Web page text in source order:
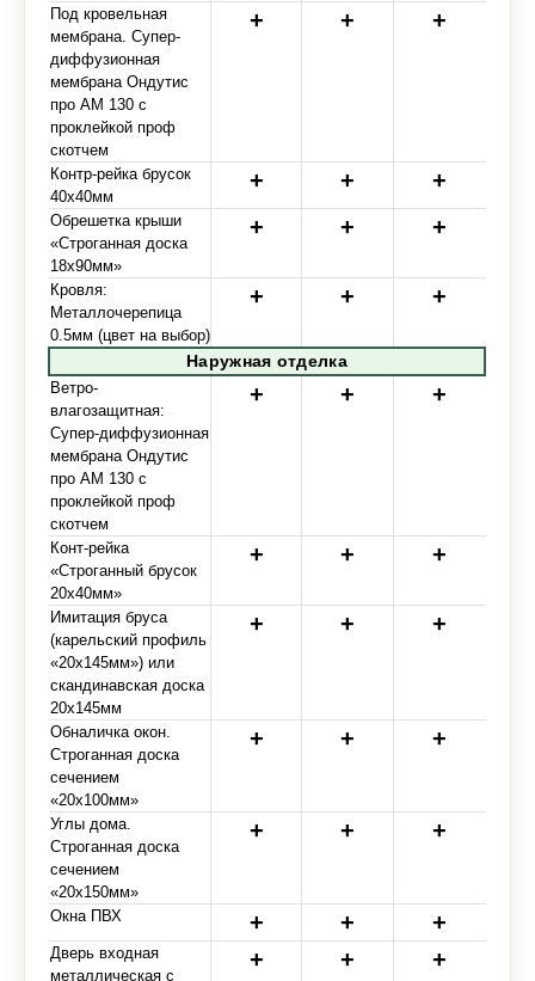
Под кровельная
мембрана. Супер-
диффузионная
мембрана Ондутис
про АМ 130 с
проклейкой проф
скотчем
Контр-рейка брусок
40х40мм
Обрешетка крыши
«Строганная доска
18х90мм»
Кровля:
Металлочерепица
0.5мм (цвет на выбор)
Наружная отделка
Ветро-
влагозащитная:
Супер-диффузионная
мембрана Ондутис
про АМ 130 с
проклейкой проф
скотчем
Конт-рейка
«Строганный брусок
20х40мм»
Имитация бруса
(карельский профиль
«20х145мм») или
скандинавская доска
20х145мм
Обналичка окон.
Строганная доска
сечением
«20х100мм»
Углы дома.
Строганная доска
сечением
«20х150мм»
Окна ПВХ
Дверь входная
металлическая с